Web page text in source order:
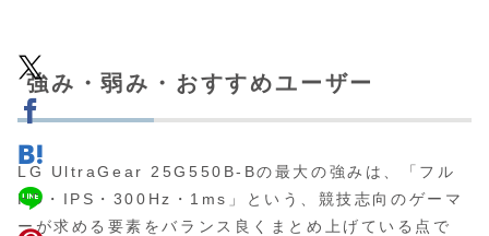
強み・弱み・おすすめユーザー
LG UltraGear 25G550B-Bの最大の強みは、「フル
HD・IPS・300Hz・1ms」という、競技志向のゲーマ
ーが求める要素をバランス良くまとめ上げている点で